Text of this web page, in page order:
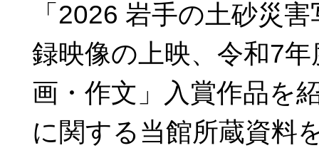
「2026 岩手の土砂災
録映像の上映、令和7
画・作文」入賞作品を
に関する当館所蔵資料